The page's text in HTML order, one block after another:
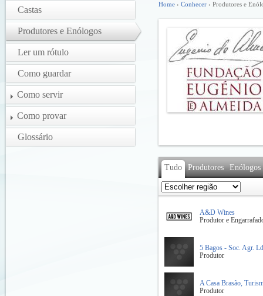
Castas
Produtores e Enólogos
Ler um rótulo
Como guardar
Como servir
Como provar
Glossário
Home › Conhecer › Produtores e
Tudo Produtores Enólogos
A&D Wines
Produtor e
5 Bagos - Soc. Agr.
Produtor
A Casa Brasão,
Produtor